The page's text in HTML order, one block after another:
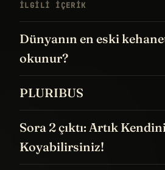
İLGILI IÇERIK
Dünyanın en eski
okunur?
PLURIBUS
Sora 2 çıktı: Artık
Koyabilirsiniz!